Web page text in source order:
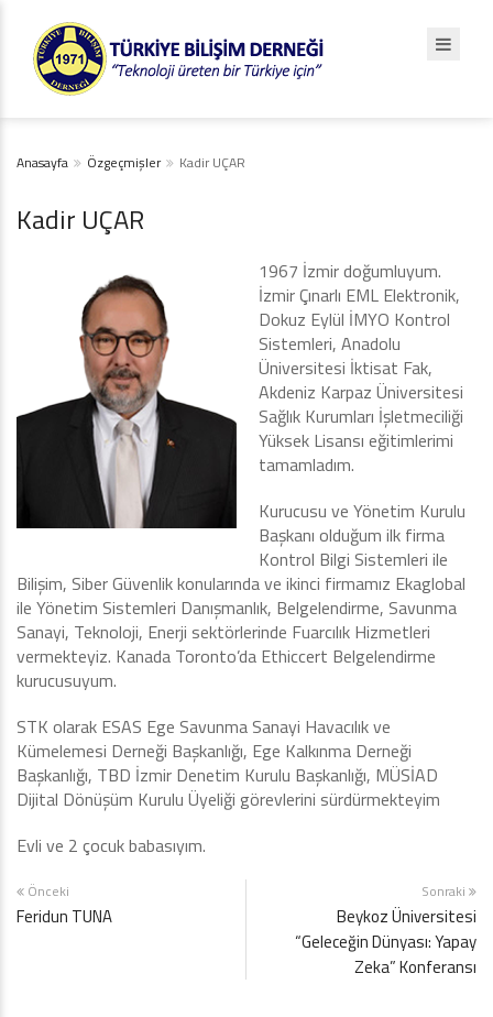
Anasayfa Özgeçmişler Kadir UÇAR
Kadir UÇAR
1967 İzmir doğumluyum.
İzmir Çınarlı EML Elektronik,
Dokuz Eylül İMYO Kontrol
Sistemleri, Anadolu
Üniversitesi İktisat Fak,
Akdeniz Karpaz Üniversitesi
Sağlık Kurumları İşletmeciliği
Yüksek Lisansı eğitimlerimi
tamamladım.
Kurucusu ve Yönetim Kurulu
Başkanı olduğum ilk firma
Kontrol Bilgi Sistemleri ile
Bilişim, Siber Güvenlik konularında ve ikinci firmamız Ekaglobal
ile Yönetim Sistemleri Danışmanlık, Belgelendirme, Savunma
Sanayi, Teknoloji, Enerji sektörlerinde Fuarcılık Hizmetleri
vermekteyiz. Kanada Toronto’da Ethiccert Belgelendirme
kurucusuyum.
STK olarak ESAS Ege Savunma Sanayi Havacılık ve
Kümelemesi Derneği Başkanlığı, Ege Kalkınma Derneği
Başkanlığı, TBD İzmir Denetim Kurulu Başkanlığı, MÜSİAD
Dijital Dönüşüm Kurulu Üyeliği görevlerini sürdürmekteyim
Evli ve 2 çocuk babasıyım.
Önceki
Feridun TUNA
Sonraki
Beykoz Üniversitesi
“Geleceğin Dünyası: Yapay
Zeka” Konferansı